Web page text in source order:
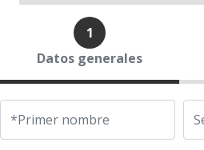
1
Datos generales
*Primer nombre
Museo Popol Vuh
Programa de becas ITA
Académico)
Treinta años del
UFM Reform Watch